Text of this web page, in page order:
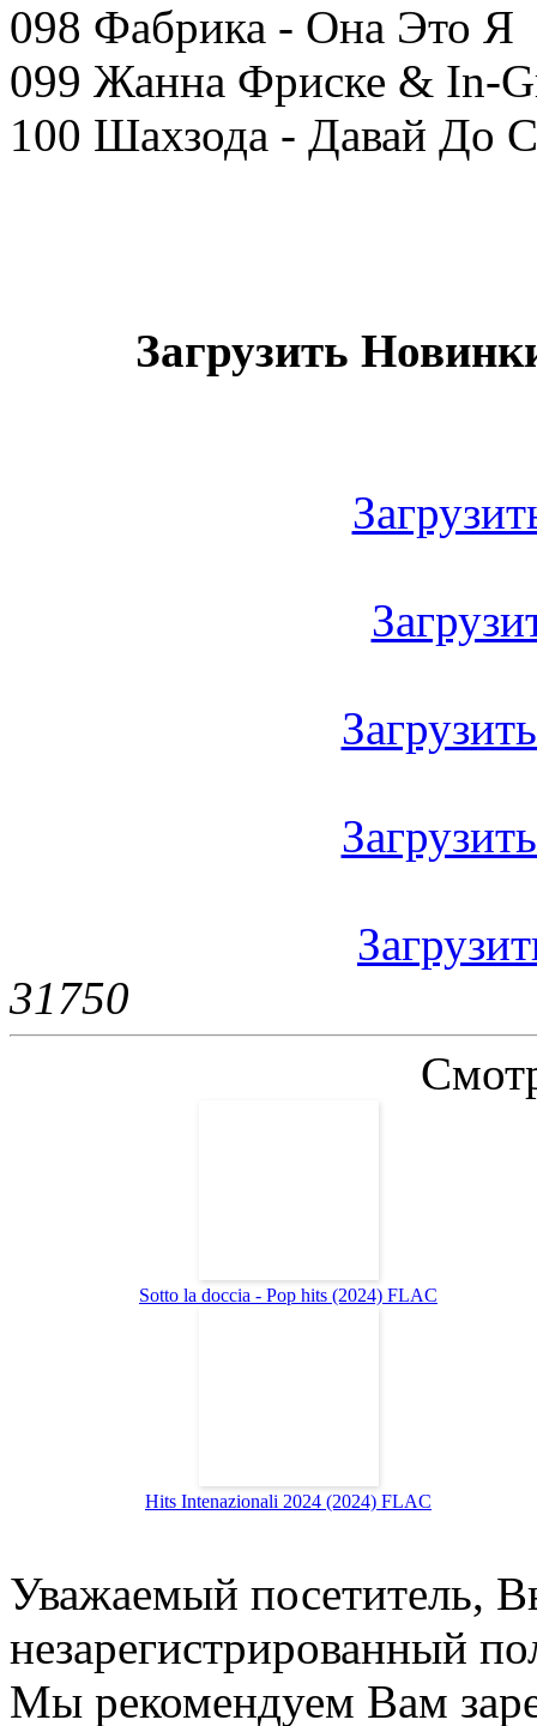
098 Фабрика - Она Это Я
099 Жанна Фриске & In-
100 Шахзода - Давай До
Загрузить
31750
Sotto la doccia - Pop hits (2024) FLAC
Hits Intenazionali 2024 (2024) FLAC
Уважаемый посетитель,
незарегистрированный
Мы рекомендуем Вам